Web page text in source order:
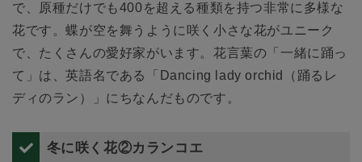
で、原種だけでも400を超える種類を持つ非常に多様な
花です。蝶が空を舞うように咲く小さな花がユニーク
で、たくさんの愛好家がいます。花言葉の「一緒に踊っ
て」は、英語名である「Dancing lady orchid（踊るレ
ディのラン）」にちなんだものです。
冬に咲く花②カランコエ